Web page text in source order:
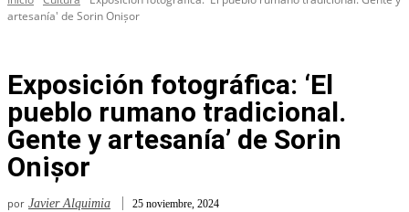
artesanía' de Sorin Onișor
Exposición fotográfica: ‘El
pueblo rumano tradicional.
Gente y artesanía’ de Sorin
Onișor
por Javier Alquimia 25 noviembre, 2024